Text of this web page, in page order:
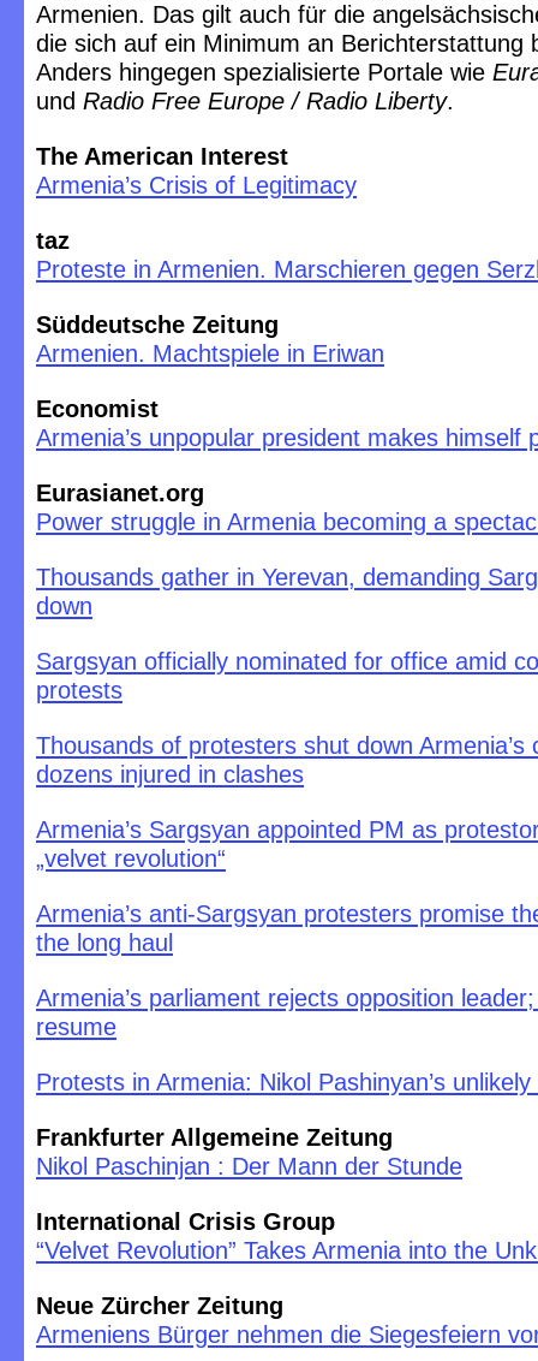
Armenien. Das gilt auch für die
die sich auf ein Minimum an Berichterstattung
Anders hingegen spezialisierte Portale wie
und Radio Free Europe / Radio Liberty.
The American Interest
Armenia’s Crisis of Legitimacy
taz
Proteste in Armenien. Marschieren gegen
Süddeutsche Zeitung
Armenien. Machtspiele in Eriwan
Economist
Armenia’s unpopular president makes himself
Eurasianet.org
Power struggle in Armenia becoming a
Thousands gather in Yerevan, demanding
down
Sargsyan officially nominated for office amid
protests
Thousands of protesters shut down Armenia’s
dozens injured in clashes
Armenia’s Sargsyan appointed PM as
„velvet revolution“
Armenia’s anti-Sargsyan protesters promise
the long haul
Armenia’s parliament rejects opposition
resume
Protests in Armenia: Nikol Pashinyan’s unlikely
Frankfurter Allgemeine Zeitung
Nikol Paschinjan : Der Mann der Stunde
International Crisis Group
“Velvet Revolution” Takes Armenia into the
Neue Zürcher Zeitung
Armeniens Bürger nehmen die Siegesfeiern